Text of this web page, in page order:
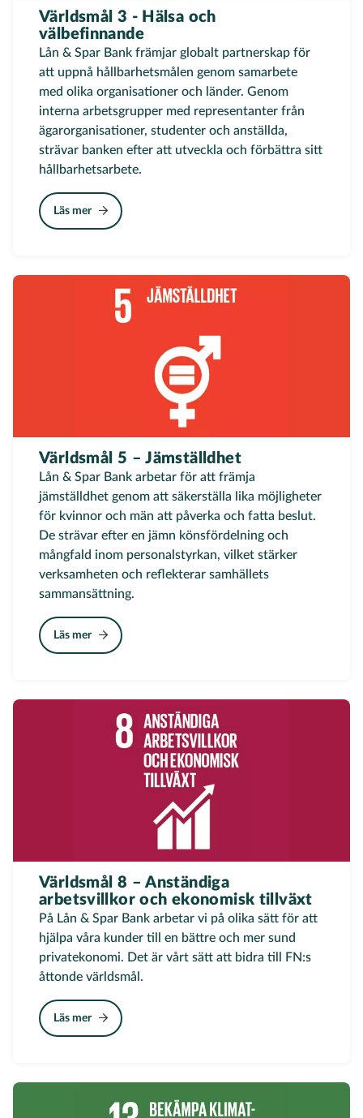
Världsmål 3 - Hälsa och
välbefinnande
Lån & Spar Bank främjar globalt partnerskap för
att uppnå hållbarhetsmålen genom samarbete
med olika organisationer och länder. Genom
interna arbetsgrupper med representanter från
ägarorganisationer, studenter och anställda,
strävar banken efter att utveckla och förbättra sitt
hållbarhetsarbete.
Läs mer
Världsmål 5 – Jämställdhet
Lån & Spar Bank arbetar för att främja
jämställdhet genom att säkerställa lika möjligheter
för kvinnor och män att påverka och fatta beslut.
De strävar efter en jämn könsfördelning och
mångfald inom personalstyrkan, vilket stärker
verksamheten och reflekterar samhällets
sammansättning.
Läs mer
Världsmål 8 – Anständiga
arbetsvillkor och ekonomisk tillväxt
På Lån & Spar Bank arbetar vi på olika sätt för att
hjälpa våra kunder till en bättre och mer sund
privatekonomi. Det är vårt sätt att bidra till FN:s
åttonde världsmål.
Läs mer